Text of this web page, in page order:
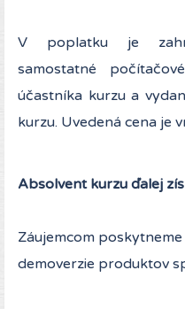
V poplatku je
samostatné
účastníka kurzu a
kurzu. Uvedená cena je
Absolvent kurzu ďalej
Záujemcom
demoverzie produktov